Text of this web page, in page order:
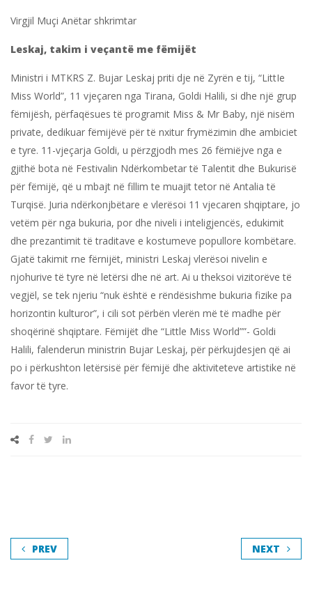
Virgjil Muçi Anëtar shkrimtar
Leskaj, takim i veçantë me fëmijët
Ministri i MTKRS Z. Bujar Leskaj priti dje në Zyrën e tij, “LittIe
Miss World”, 11 vjeçaren nga Tirana, Goldi Halili, si dhe një grup
fëmijësh, përfaqësues të programit Miss & Mr Baby, një nisëm
private, dedikuar fëmijëvë për të nxitur frymëzimin dhe ambiciet
e tyre. 11-vjeçarja Goldi, u përzgjodh mes 26 fëmiëjve nga e
gjithë bota në Festivalin Ndërkombetar të Talentit dhe Bukurisë
për fëmijë, që u mbajt në fillim te muajit tetor në Antalia të
Turqisë. Juria ndërkonjbëtare e vlerësoi 11 vjecaren shqiptare, jo
vetëm për nga bukuria, por dhe niveli i inteligjencës, edukimit
dhe prezantimit të traditave e kostumeve popullore kombëtare.
Gjatë takimit rne fërnijët, ministri Leskaj vlerësoi nivelin e
njohurive të tyre në letërsi dhe në art. Ai u theksoi vizitorëve të
vegjël, se tek njeriu “nuk është e rëndësishme bukuria fizike pa
horizontin kulturor”, i cili sot përbën vlerën më të madhe për
shoqërinë shqiptare. Fëmijët dhe “Little Miss World””- Goldi
Halili, falenderun ministrin Bujar Leskaj, për përkujdesjen që ai
po i përkushton letërsisë për fëmijë dhe aktiviteteve artistike në
favor të tyre.
PREV NEXT